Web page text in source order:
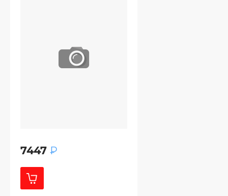
7447 ₽